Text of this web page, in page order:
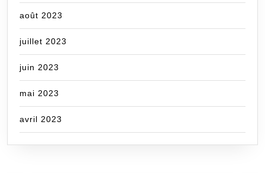
août 2023
juillet 2023
juin 2023
mai 2023
avril 2023